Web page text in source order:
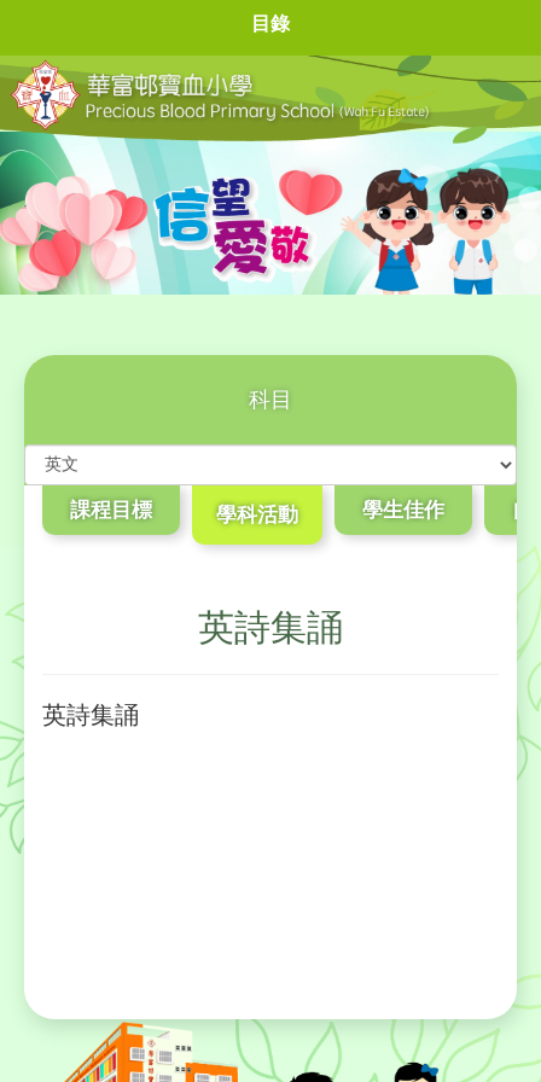
目錄
科目
課程目標 學科活動 學生佳作 自
英詩集誦
英詩集誦